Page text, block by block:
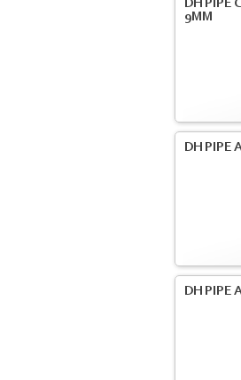
DH PIPE
9MM
DH PIPE
DH PIPE